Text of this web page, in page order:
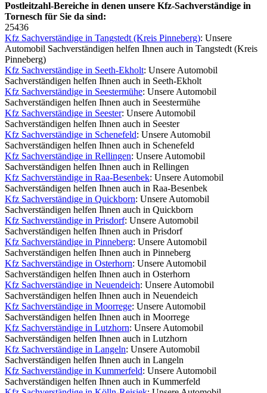
Postleitzahl-Bereiche in denen unsere Kfz-Sachverständige in
Tornesch für Sie da sind:
25436
Kfz Sachverständige in Tangstedt (Kreis Pinneberg): Unsere
Automobil Sachverständigen helfen Ihnen auch in Tangstedt (Kreis
Pinneberg)
Kfz Sachverständige in Seeth-Ekholt: Unsere Automobil
Sachverständigen helfen Ihnen auch in Seeth-Ekholt
Kfz Sachverständige in Seestermühe: Unsere Automobil
Sachverständigen helfen Ihnen auch in Seestermühe
Kfz Sachverständige in Seester: Unsere Automobil
Sachverständigen helfen Ihnen auch in Seester
Kfz Sachverständige in Schenefeld: Unsere Automobil
Sachverständigen helfen Ihnen auch in Schenefeld
Kfz Sachverständige in Rellingen: Unsere Automobil
Sachverständigen helfen Ihnen auch in Rellingen
Kfz Sachverständige in Raa-Besenbek: Unsere Automobil
Sachverständigen helfen Ihnen auch in Raa-Besenbek
Kfz Sachverständige in Quickborn: Unsere Automobil
Sachverständigen helfen Ihnen auch in Quickborn
Kfz Sachverständige in Prisdorf: Unsere Automobil
Sachverständigen helfen Ihnen auch in Prisdorf
Kfz Sachverständige in Pinneberg: Unsere Automobil
Sachverständigen helfen Ihnen auch in Pinneberg
Kfz Sachverständige in Osterhorn: Unsere Automobil
Sachverständigen helfen Ihnen auch in Osterhorn
Kfz Sachverständige in Neuendeich: Unsere Automobil
Sachverständigen helfen Ihnen auch in Neuendeich
Kfz Sachverständige in Moorrege: Unsere Automobil
Sachverständigen helfen Ihnen auch in Moorrege
Kfz Sachverständige in Lutzhorn: Unsere Automobil
Sachverständigen helfen Ihnen auch in Lutzhorn
Kfz Sachverständige in Langeln: Unsere Automobil
Sachverständigen helfen Ihnen auch in Langeln
Kfz Sachverständige in Kummerfeld: Unsere Automobil
Sachverständigen helfen Ihnen auch in Kummerfeld